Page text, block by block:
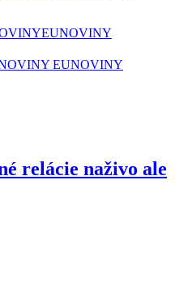
EUNOVINY
EUNOVINY
relácie naživo ale